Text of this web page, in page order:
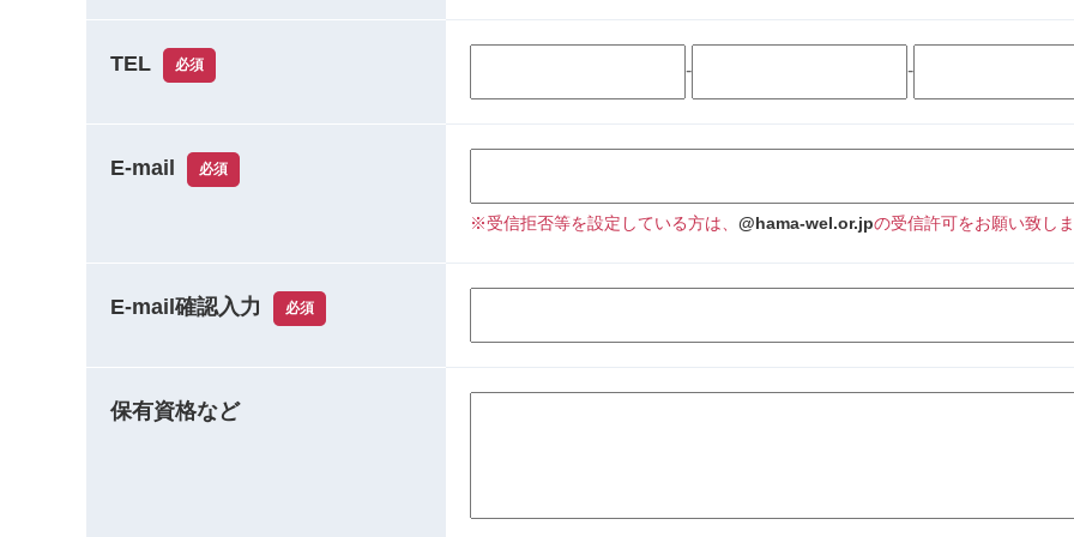
TEL 必須 - -
E-mail 必須
※受信拒否等を設定している方は、 @hama-wel.or.jpの受信許可をお願い致し
E-mail確認入力 必須
保有資格など